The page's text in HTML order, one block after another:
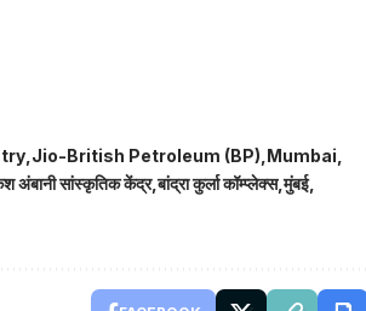
Jio-British Petroleum (BP) Mumbai
अंबानी सांस्कृतिक केंद्र बांद्रा कुर्ला कॉम्प्लेक्स मुंबई